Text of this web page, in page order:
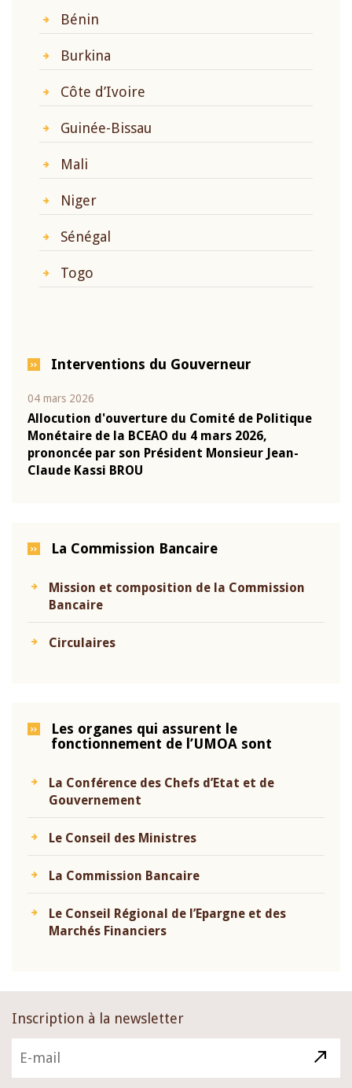
Bénin
Burkina
Côte d’Ivoire
Guinée-Bissau
Mali
Niger
Sénégal
Togo
Interventions du Gouverneur
04 mars 2026
Allocution d'ouverture du Comité de Politique
Monétaire de la BCEAO du 4 mars 2026,
prononcée par son Président Monsieur Jean-
Claude Kassi BROU
La Commission Bancaire
Mission et composition de la Commission
Bancaire
Circulaires
Les organes qui assurent le
fonctionnement de l’UMOA sont
La Conférence des Chefs d’Etat et de
Gouvernement
Le Conseil des Ministres
La Commission Bancaire
Le Conseil Régional de l’Epargne et des
Marchés Financiers
Inscription à la newsletter